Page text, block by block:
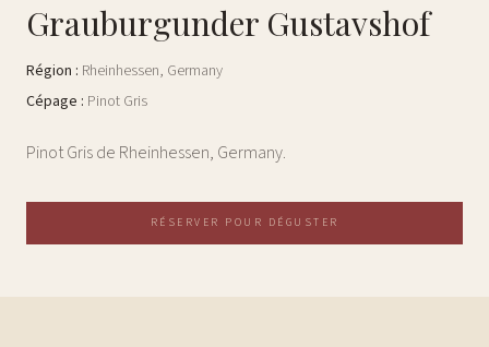
Grauburgunder Gustavshof
Région : Rheinhessen, Germany
Cépage : Pinot Gris
Pinot Gris de Rheinhessen, Germany.
RÉSERVER POUR DÉGUSTER